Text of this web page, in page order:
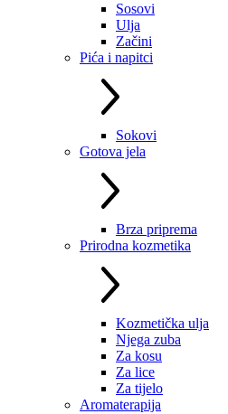
Sosovi
Ulja
Začini
Pića i napitci
Sokovi
Gotova jela
Brza priprema
Prirodna kozmetika
Kozmetička ulja
Njega zuba
Za kosu
Za lice
Za tijelo
Aromaterapija